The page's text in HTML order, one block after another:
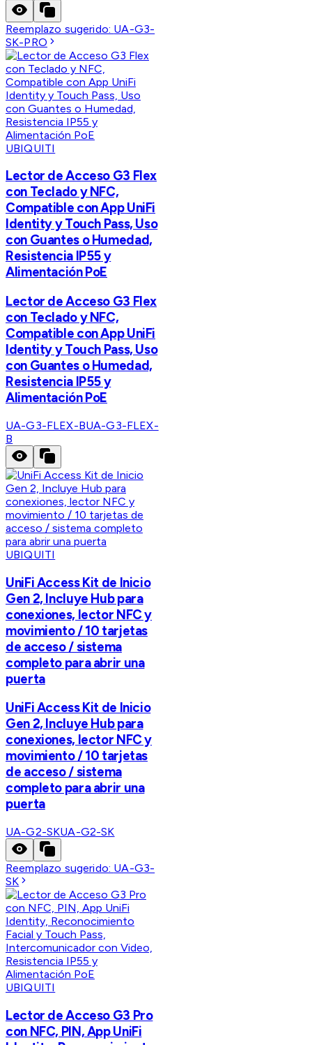
Reemplazo sugerido: UA-G3-
SK-PRO
UBIQUITI
Lector de Acceso G3 Flex
con Teclado y NFC,
Compatible con App UniFi
Identity y Touch Pass, Uso
con Guantes o Humedad,
Resistencia IP55 y
Alimentación PoE
Lector de Acceso G3 Flex
con Teclado y NFC,
Compatible con App UniFi
Identity y Touch Pass, Uso
con Guantes o Humedad,
Resistencia IP55 y
Alimentación PoE
UA-G3-FLEX-BUA-G3-FLEX-
B
UBIQUITI
UniFi Access Kit de Inicio
Gen 2, Incluye Hub para
conexiones, lector NFC y
movimiento / 10 tarjetas
de acceso / sistema
completo para abrir una
puerta
UniFi Access Kit de Inicio
Gen 2, Incluye Hub para
conexiones, lector NFC y
movimiento / 10 tarjetas
de acceso / sistema
completo para abrir una
puerta
UA-G2-SKUA-G2-SK
Reemplazo sugerido: UA-G3-
SK
UBIQUITI
Lector de Acceso G3 Pro
con NFC, PIN, App UniFi